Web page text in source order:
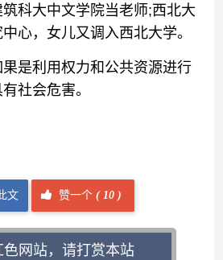
科大中文学院当老师;西北大
心，女儿又调入西北大学。
利用权力和公共资源进行
社会危害。
文 赞一个( 10 )
色网站，请打赏本站